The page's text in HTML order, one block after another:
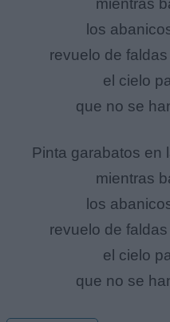
mientras
los
revuelo de
el cielo
que no se
Pinta garabatos en
mientras
los
revuelo de
el cielo
que no se